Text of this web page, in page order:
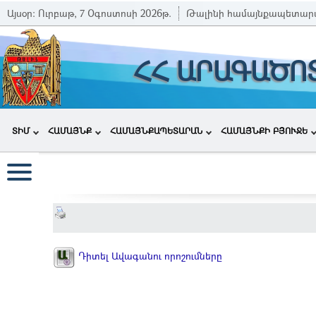
Այսօր: Ուրբաթ, 7 Օգոստոսի 2026թ. Թալինի
ՀՀ
ՏԻՄ ՀԱՄԱՅՆՔ ՀԱՄԱՅՆՔԱՊԵՏԱՐԱՆ ՀԱՄԱՅՆՔԻ ԲՅՈՒՋԵ
Դիտել Ավագանու որոշումները